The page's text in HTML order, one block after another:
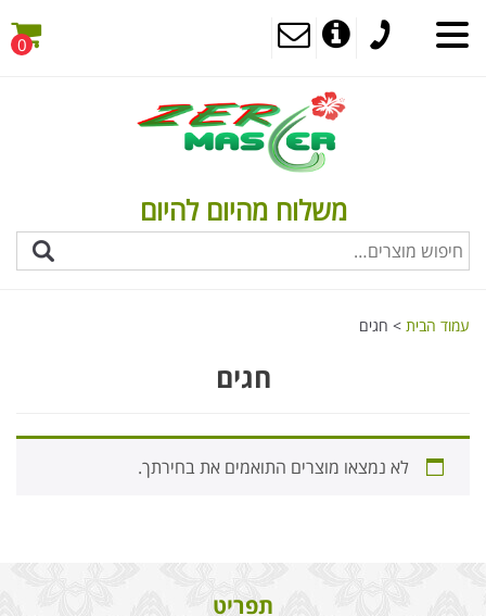
0
משלוח מהיום להיום
עמוד הבית > חגים
חגים
לא נמצאו מוצרים התואמים את בחירתך.
תפריט